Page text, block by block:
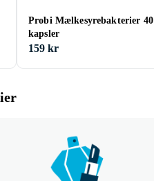
Probi Mælkesyrebakterier 40
kapsler
159 kr